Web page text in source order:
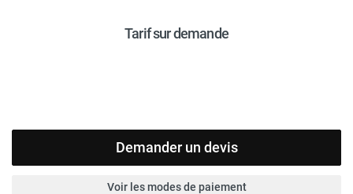
Tarif sur demande
Demander un devis
Voir les modes de paiement